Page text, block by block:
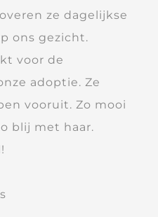
ze dagelijkse
ons gezicht.
voor de
adoptie. Ze
vooruit. Zo mooi
blij met haar.